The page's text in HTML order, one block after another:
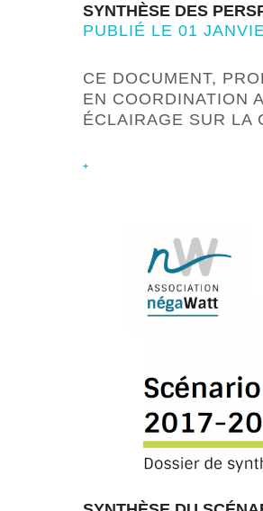
SYNTHÈSE DES
PUBLIÉ LE 01
CE DOCUMENT,
EN COORDINATION
ÉCLAIRAGE SUR LA
+